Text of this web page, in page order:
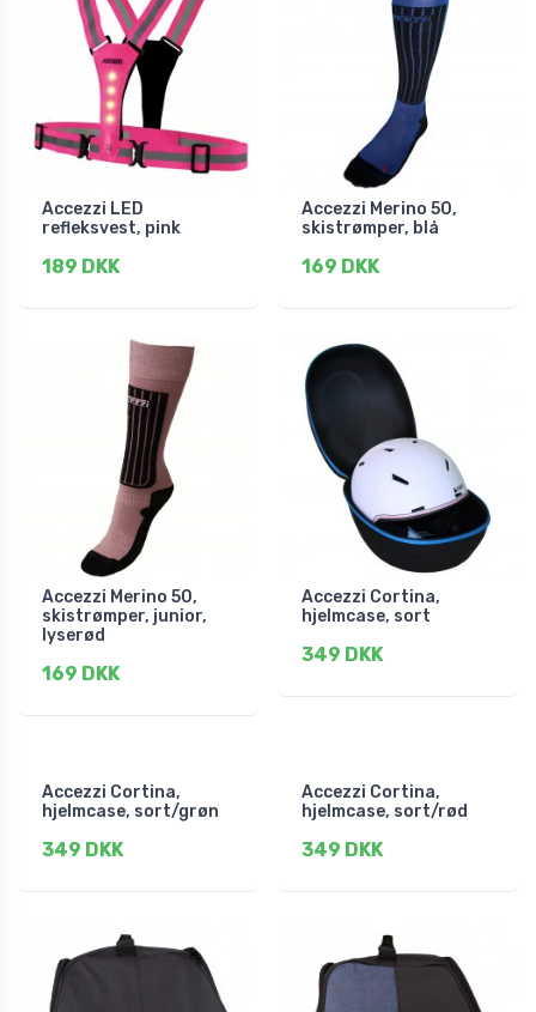
Accezzi LED
refleksvest, pink
189 DKK
Accezzi Merino 50,
skistrømper, blå
169 DKK
Accezzi Merino 50,
skistrømper, junior,
lyserød
169 DKK
Accezzi Cortina,
hjelmcase, sort
349 DKK
Accezzi Cortina,
hjelmcase, sort/grøn
349 DKK
Accezzi Cortina,
hjelmcase, sort/rød
349 DKK